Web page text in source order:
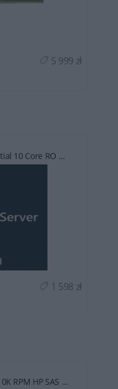
5 999 zł
10 Core RO ...
1 598 zł
RPM HP SAS ...